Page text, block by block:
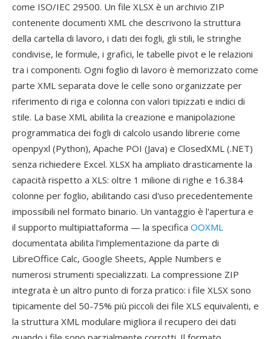
come ISO/IEC 29500. Un file XLSX è un archivio ZIP
contenente documenti XML che descrivono la struttura
della cartella di lavoro, i dati dei fogli, gli stili, le stringhe
condivise, le formule, i grafici, le tabelle pivot e le relazioni
tra i componenti. Ogni foglio di lavoro è memorizzato come
parte XML separata dove le celle sono organizzate per
riferimento di riga e colonna con valori tipizzati e indici di
stile. La base XML abilita la creazione e manipolazione
programmatica dei fogli di calcolo usando librerie come
openpyxl (Python), Apache POI (Java) e ClosedXML (.NET)
senza richiedere Excel. XLSX ha ampliato drasticamente la
capacità rispetto a XLS: oltre 1 milione di righe e 16.384
colonne per foglio, abilitando casi d'uso precedentemente
impossibili nel formato binario. Un vantaggio è l'apertura e
il supporto multipiattaforma — la specifica OOXML
documentata abilita l'implementazione da parte di
LibreOffice Calc, Google Sheets, Apple Numbers e
numerosi strumenti specializzati. La compressione ZIP
integrata è un altro punto di forza pratico: i file XLSX sono
tipicamente del 50-75% più piccoli dei file XLS equivalenti, e
la struttura XML modulare migliora il recupero dei dati